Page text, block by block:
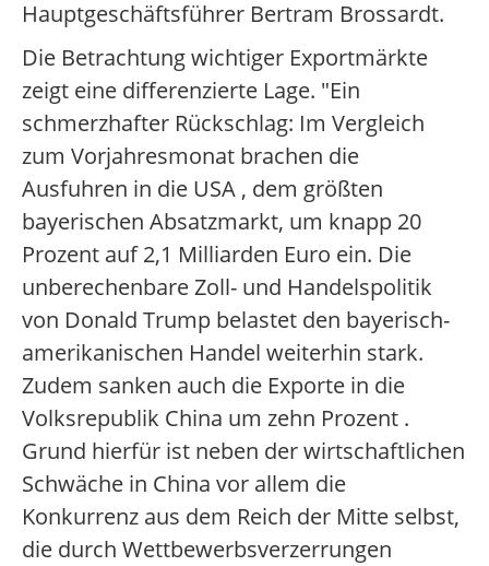
Hauptgeschäftsführer Bertram Brossardt.
Die Betrachtung wichtiger Exportmärkte
zeigt eine differenzierte Lage. "Ein
schmerzhafter Rückschlag: Im Vergleich
zum Vorjahresmonat brachen die
Ausfuhren in die USA , dem größten
bayerischen Absatzmarkt, um knapp 20
Prozent auf 2,1 Milliarden Euro ein. Die
unberechenbare Zoll- und Handelspolitik
von Donald Trump belastet den bayerisch-
amerikanischen Handel weiterhin stark.
Zudem sanken auch die Exporte in die
Volksrepublik China um zehn Prozent .
Grund hierfür ist neben der wirtschaftlichen
Schwäche in China vor allem die
Konkurrenz aus dem Reich der Mitte selbst,
die durch Wettbewerbsverzerrungen